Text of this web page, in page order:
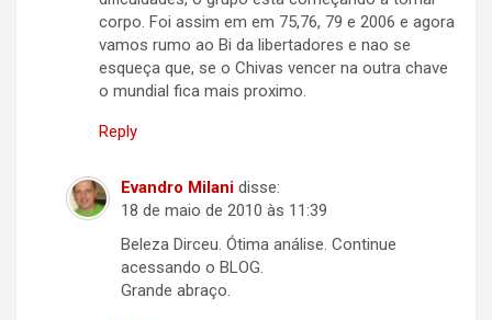
corpo. Foi assim em em 75,76, 79 e 2006 e agora
vamos rumo ao Bi da libertadores e nao se
esqueça que, se o Chivas vencer na outra chave
o mundial fica mais proximo.
Reply
Evandro Milani disse:
18 de maio de 2010 às 11:39
Beleza Dirceu. Ótima análise. Continue
acessando o BLOG.
Grande abraço.